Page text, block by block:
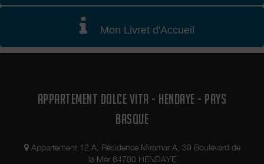
Mon Livret d'Accueil
APPARTEMENT DOLCE VITA - HENDAYE - PAYS
BASQUE
Appartement 12 A, Résidence Miramar A, 39 Boulevard de
la Mer 64700 HENDAYE